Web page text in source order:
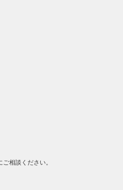
相談ください。